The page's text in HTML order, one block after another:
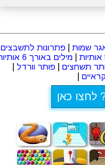
שמות פתרונות לתשבצים
מילים באורך 6 אותיות
תשחצים פותר וורדל
לחצו כאן